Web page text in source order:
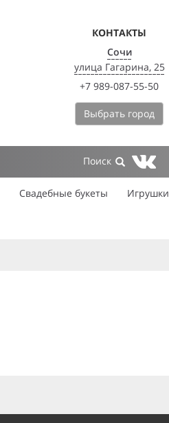
КОНТАКТЫ
Сочи
улица Гагарина, 25
+7 989-087-55-50
Выбрать город
Свадебные букеты Игрушки